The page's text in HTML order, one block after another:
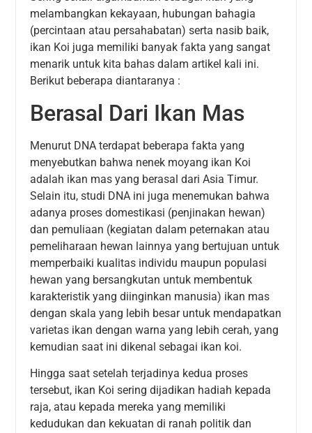
melambangkan kekayaan, hubungan bahagia
(percintaan atau persahabatan) serta nasib baik,
ikan Koi juga memiliki banyak fakta yang sangat
menarik untuk kita bahas dalam artikel kali ini.
Berikut beberapa diantaranya :
Berasal Dari Ikan Mas
Menurut DNA terdapat beberapa fakta yang
menyebutkan bahwa nenek moyang ikan Koi
adalah ikan mas yang berasal dari Asia Timur.
Selain itu, studi DNA ini juga menemukan bahwa
adanya proses domestikasi (penjinakan hewan)
dan pemuliaan (kegiatan dalam peternakan atau
pemeliharaan hewan lainnya yang bertujuan untuk
memperbaiki kualitas individu maupun populasi
hewan yang bersangkutan untuk membentuk
karakteristik yang diinginkan manusia) ikan mas
dengan skala yang lebih besar untuk mendapatkan
varietas ikan dengan warna yang lebih cerah, yang
kemudian saat ini dikenal sebagai ikan koi.
Hingga saat setelah terjadinya kedua proses
tersebut, ikan Koi sering dijadikan hadiah kepada
raja, atau kepada mereka yang memiliki
kedudukan dan kekuatan di ranah politik dan